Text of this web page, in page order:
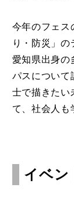
今年のフェス
り・防災」の
愛知県出身の
パスについて
士で描きたい
て、社会人も
イベン